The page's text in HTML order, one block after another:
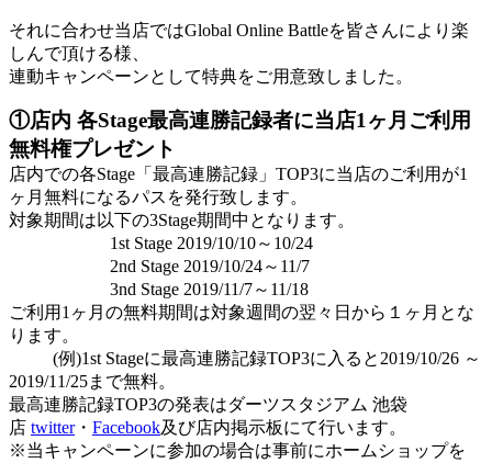
それに合わせ当店ではGlobal Online Battleを皆さんにより楽
しんで頂ける様、
連動キャンペーンとして特典をご用意致しました。
①店内 各Stage最高連勝記録者に当店1ヶ月ご利用
無料権プレゼント
店内での各Stage「最高連勝記録」TOP3に当店のご利用が1
ヶ月無料になるパスを発行致します。
対象期間は以下の3Stage期間中となります。
1st Stage 2019/10/10～10/24
2nd Stage 2019/10/24～11/7
3nd Stage 2019/11/7～11/18
ご利用1ヶ月の無料期間は対象週間の翌々日から１ヶ月とな
ります。
(例)1st Stageに最高連勝記録TOP3に入ると2019/10/26 ～
2019/11/25まで無料。
最高連勝記録TOP3の発表はダーツスタジアム 池袋
店 twitter・ Facebook及び店内掲示板にて行います。
※当キャンペーンに参加の場合は事前にホームショップを